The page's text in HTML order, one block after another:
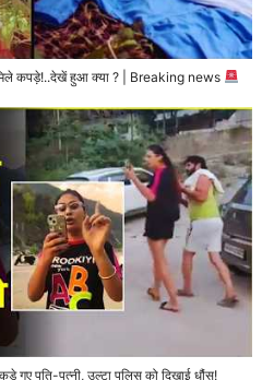
मिले कपड़े!..देखें हुआ क्या ? | Breaking news
गए पति-पत्नी, उल्टा पुलिस को दिखाई धौंस!